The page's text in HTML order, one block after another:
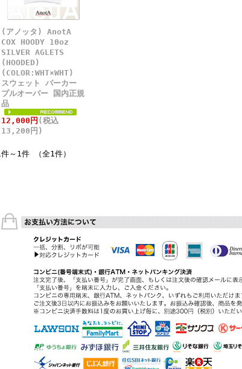
(アノッタ) AnotA
COX HOODY 10oz
SILVER AGLETS
(HOODED)
(COLOR:WHT×WHT)
スウェット パーカー
プルオーバー 国内正規
品
12,000円 (税込
13,200円)
～1件 （全1件）